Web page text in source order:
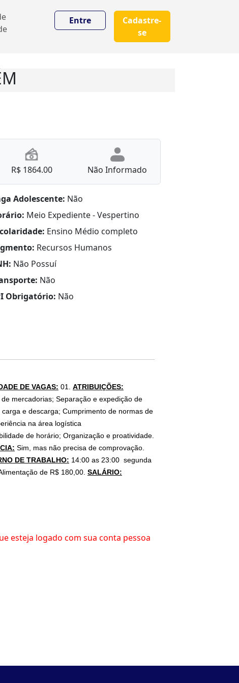
Entre
Cadastre-
se
R$ 1864.00 Não Informado
Adolescente: Não
Meio Expediente - Vespertino
Ensino Médio completo
Recursos Humanos
Não Possuí
Não
Obrigatório: Não
DE VAGAS: 01. ATRIBUIÇÕES:
mercadorias; Separação e expedição de
e descarga; Cumprimento de normas de
na área logística
de horário; Organização e proatividade.
Sim, mas não precisa de comprovação.
DE TRABALHO: 14:00 as 23:00 segunda
de R$ 180,00. SALÁRIO:
esteja logado com sua conta pessoa